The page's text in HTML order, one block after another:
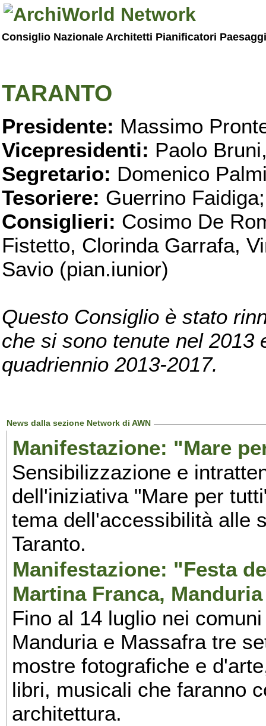
Consiglio Nazionale Architetti Pianificatori
TARANTO
Presidente: Massimo
Vicepresidenti: Paolo
Segretario: Domenico
Tesoriere: Guerrino Faidiga;
Consiglieri: Cosimo De
Fistetto, Clorinda Garrafa,
Savio (pian.iunior)
Questo Consiglio è stato
che si sono tenute nel 2013
quadriennio 2013-2017.
News dalla sezione Network di AWN
Manifestazione: "Mare
Sensibilizzazione e
dell'iniziativa "Mare per
tema dell'accessibilità alle
Taranto.
Manifestazione: "Festa
Martina Franca,
Fino al 14 luglio nei
Manduria e Massafra tre
mostre fotografiche e
libri, musicali che faranno
architettura.